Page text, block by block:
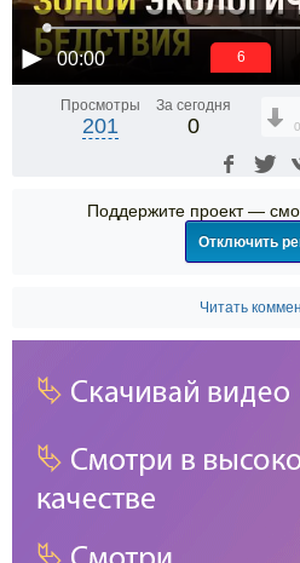
00:00 6
Просмотры
201
За сегодня
0 0
Поддержите проект —
Отключить
Читать